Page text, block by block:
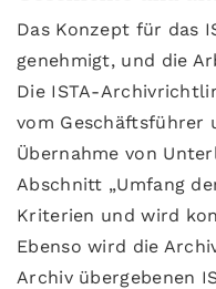
Das Konzept für das
genehmigt, und die
Die ISTA-
vom Geschäftsführer
Übernahme von
Abschnitt „Umfang
Kriterien und wird
Ebenso wird die
Archiv übergebenen